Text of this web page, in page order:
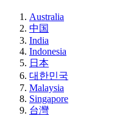
Australia
中国
India
Indonesia
日本
대한민국
Malaysia
Singapore
台灣